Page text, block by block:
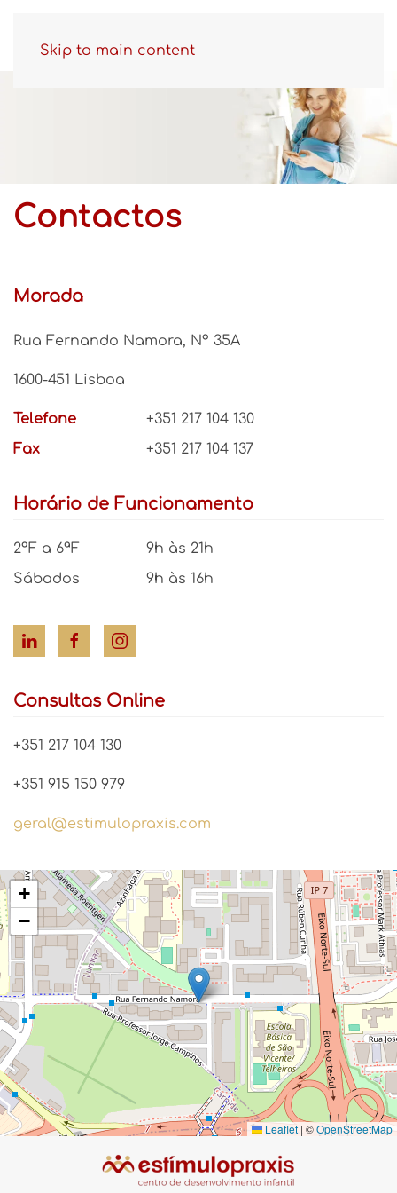
Skip to main content
Contactos
Morada
Rua Fernando Namora, Nº 35A
1600-451 Lisboa
Telefone
+351 217 104 130
Fax
+351 217 104 137
Horário de Funcionamento
2ªF a 6ªF
9h às 21h
Sábados
9h às 16h
Consultas Online
+351 217 104 130
+351 915 150 979
geral@estimulopraxis.com
+
−
Leaflet | ©OpenStreetMap